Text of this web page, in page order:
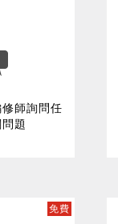
師詢問任
題
免費